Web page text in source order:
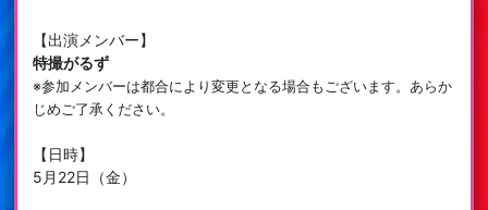
【出演メンバー】
特撮がるず
※参加メンバーは都合により変更となる場合もございます。あらか
じめご了承ください。
【日時】
5月22日（金）